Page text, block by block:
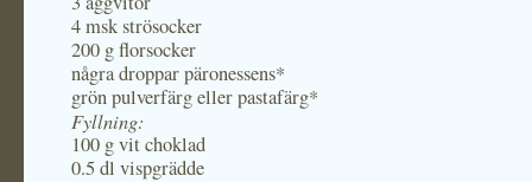
4 msk strösocker
200 g florsocker
några droppar päronessens*
grön pulverfärg eller pastafärg*
Fyllning:
100 g vit choklad
0.5 dl vispgrädde